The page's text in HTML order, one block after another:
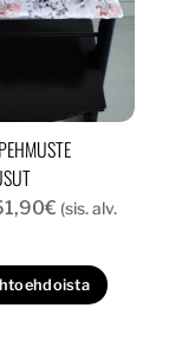
€Hintaluokka:
-
51,90€
(sis. alv.